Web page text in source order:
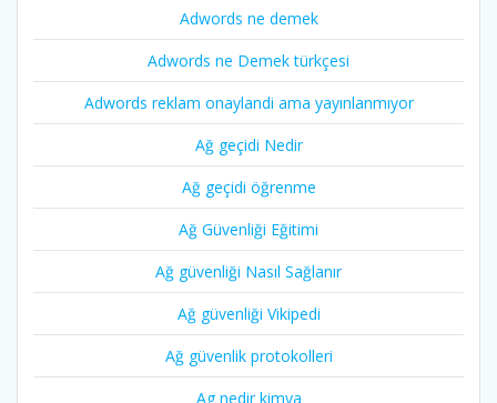
Adwords ne demek
Adwords ne Demek türkçesi
Adwords reklam onaylandi ama yayınlanmıyor
Ağ geçidi Nedir
Ağ geçidi öğrenme
Ağ Güvenliği Eğitimi
Ağ güvenliği Nasıl Sağlanır
Ağ güvenliği Vikipedi
Ağ güvenlik protokolleri
Ag nedir kimya